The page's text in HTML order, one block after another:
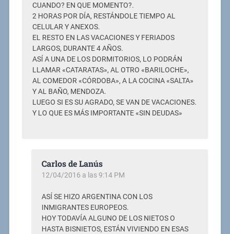
CUANDO? EN QUE MOMENTO?.
2 HORAS POR DÍA, RESTÁNDOLE TIEMPO AL
CELULAR Y ANEXOS.
EL RESTO EN LAS VACACIONES Y FERIADOS
LARGOS, DURANTE 4 AÑOS.
ASÍ A UNA DE LOS DORMITORIOS, LO PODRÁN
LLAMAR «CATARATAS», AL OTRO «BARILOCHE»,
AL COMEDOR «CÓRDOBA», A LA COCINA «SALTA»
Y AL BAÑO, MENDOZA.
LUEGO SI ES SU AGRADO, SE VAN DE VACACIONES.
Y LO QUE ES MÁS IMPORTANTE «SIN DEUDAS»
Carlos de Lanús
12/04/2016 a las 9:14 PM
ASÍ SE HIZO ARGENTINA CON LOS
INMIGRANTES EUROPEOS.
HOY TODAVÍA ALGUNO DE LOS NIETOS O
HASTA BISNIETOS, ESTÁN VIVIENDO EN ESAS